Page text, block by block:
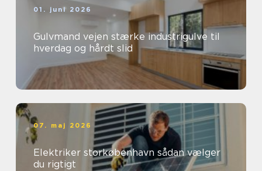
01. juni 2026
Gulvmand vejen stærke industrigulve til
hverdag og hårdt slid
07. maj 2026
Elektriker storkøbenhavn sådan vælger
du rigtigt